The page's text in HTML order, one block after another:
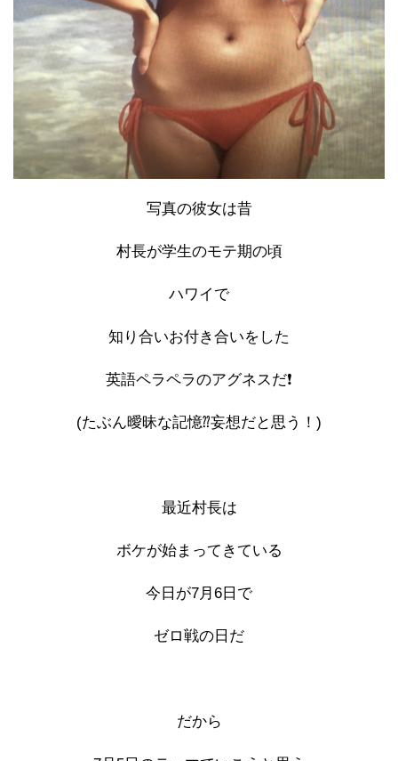
写真の彼女は昔
村長が学生のモテ期の頃
ハワイで
知り合いお付き合いをした
英語ペラペラのアグネスだ❗
(たぶん曖昧な記憶⁇妄想だと思う！)
最近村長は
ボケが始まってきている
今日が7月6日で
ゼロ戦の日だ
だから